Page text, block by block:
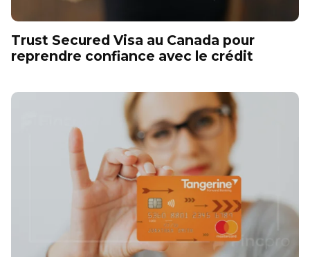
Trust Secured Visa au Canada pour
reprendre confiance avec le crédit